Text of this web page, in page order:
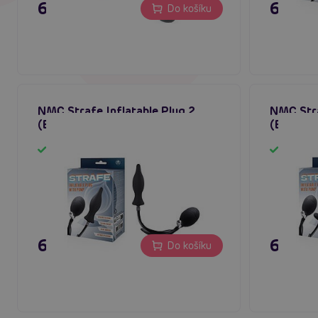
619 Kč Do košíku 695
NMC Strafe Inflatable Plug 2
(Black), nafukovací anální kolík
695 Kč Do košíku
NMC
(Black),
695